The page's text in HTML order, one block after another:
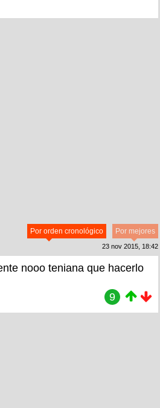
Por mejores
Por orden cronológico
23 nov 2015, 18:42
nooo teniana que hacerlo
9